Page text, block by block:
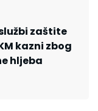
zaštite
kazni zbog
hljeba